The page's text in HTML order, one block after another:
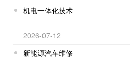
机电一体化技术
2026-07-12
新能源汽车维修